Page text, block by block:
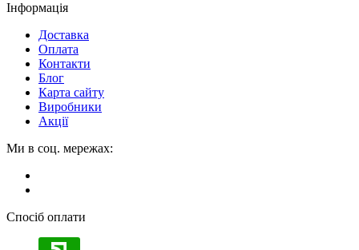
Інформація
Доставка
Оплата
Контакти
Блог
Карта сайту
Виробники
Акції
Ми в соц. мережах:
Спосіб оплати